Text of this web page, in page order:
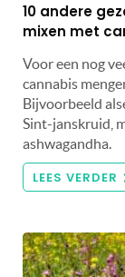
10 andere
mixen met
Voor een nog
cannabis
Bijvoorbeeld
Sint-janskruid,
ashwagandha.
LEES VERDER